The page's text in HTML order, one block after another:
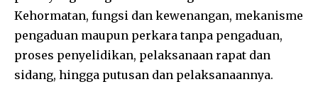
Kehormatan, fungsi dan kewenangan, mekanisme
pengaduan maupun perkara tanpa pengaduan,
proses penyelidikan, pelaksanaan rapat dan
sidang, hingga putusan dan pelaksanaannya.